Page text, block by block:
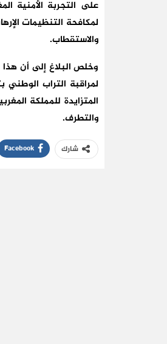
على التجربة الأمنية
لمكافحة التنظيمات
والاستقطاب.
وخلص البلاغ إلى أن هذا
لمراقبة التراب الوطني
المتزايدة للمملكة
والتطرف.
شارك Facebook